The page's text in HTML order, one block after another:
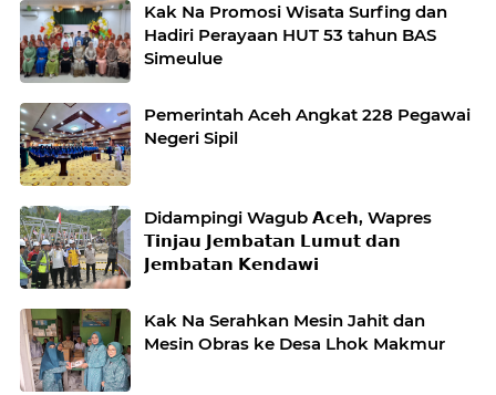
Kak Na Promosi Wisata Surfing dan
Hadiri Perayaan HUT 53 tahun BAS
Simeulue
Pemerintah Aceh Angkat 228 Pegawai
Negeri Sipil
Didampingi Wagub 𝗔𝗰𝗲𝗵, Wapres
𝗧𝗶𝗻𝗷𝗮𝘂 𝗝𝗲𝗺𝗯𝗮𝘁𝗮𝗻 𝗟𝘂𝗺𝘂𝘁 𝗱𝗮𝗻
𝗝𝗲𝗺𝗯𝗮𝘁𝗮𝗻 𝗞𝗲𝗻𝗱𝗮𝘄𝗶
Kak Na Serahkan Mesin Jahit dan
Mesin Obras ke Desa Lhok Makmur